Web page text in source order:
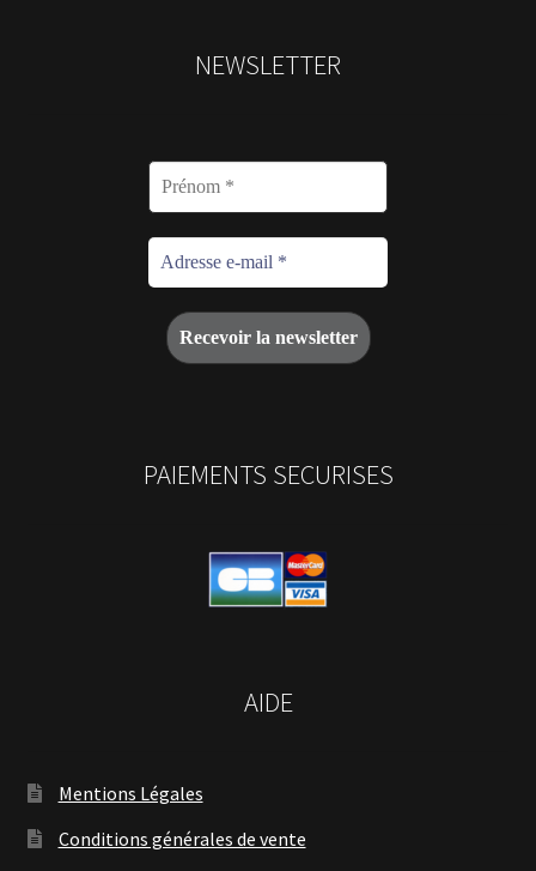
NEWSLETTER
PAIEMENTS SECURISES
AIDE
Mentions Légales
Conditions générales de vente